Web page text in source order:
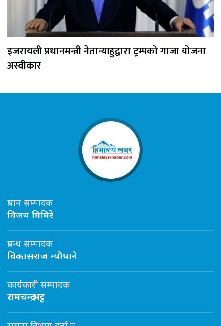
इजरायली प्रधानमन्त्री नेतान्याहुद्वारा ट्रम्पको गाजा योजना
अस्वीकार
प्रधान सम्पादक
विजय घिमिरे
प्रबन्ध सम्पादक
विकासराज न्यौपाने
कार्यकारी सम्पादक
रामचन्द्र भट्ट